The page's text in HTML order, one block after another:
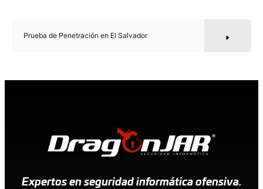
Prueba de Penetración en El Salvador
Expertos en seguridad informática ofensiva.